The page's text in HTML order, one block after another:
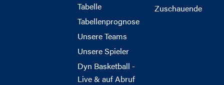
Tabelle
Tabellenprognose
Unsere Teams
Unsere Spieler
Dyn Basketball -
Live & auf Abruf
Zuschauende